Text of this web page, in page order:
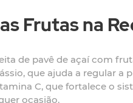
Frutas na
de pavê de açaí com
que ajuda a regular a
C, que fortalece o
ocasião.